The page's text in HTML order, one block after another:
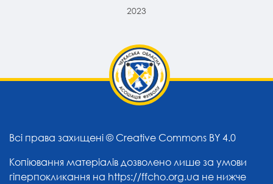
2023
Всі права захищені © Creative Commons BY 4.0
Копіювання матеріалів дозволено лише за умови
гіперпокликання на https://ffcho.org.ua не нижче